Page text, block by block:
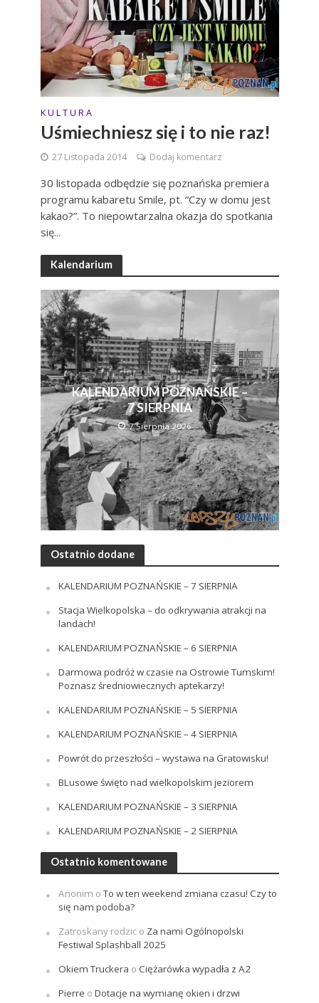
K U L T U R A
Uśmiechniesz się i to nie raz!
27 Listopada 2014 Dodaj komentarz
30 listopada odbędzie się poznańska premiera
programu kabaretu Smile, pt. “Czy w domu jest
kakao?”. To niepowtarzalna okazja do spotkania
się...
Kalendarium
KALENDARIUM POZNAŃSKIE –
7 SIERPNIA
7 Sierpnia 2026
Ostatnio dodane
KALENDARIUM POZNAŃSKIE – 7 SIERPNIA
Stacja Wielkopolska – do odkrywania atrakcji na
landach!
KALENDARIUM POZNAŃSKIE – 6 SIERPNIA
Darmowa podróż w czasie na Ostrowie Tumskim!
Poznasz średniowiecznych aptekarzy!
KALENDARIUM POZNAŃSKIE – 5 SIERPNIA
KALENDARIUM POZNAŃSKIE – 4 SIERPNIA
Powrót do przeszłości – wystawa na Gratowisku!
BLusowe święto nad wielkopolskim jeziorem
KALENDARIUM POZNAŃSKIE – 3 SIERPNIA
KALENDARIUM POZNAŃSKIE – 2 SIERPNIA
Ostatnio komentowane
Anonim oTo w ten weekend zmiana czasu! Czy to
się nam podoba?
Zatroskany rodzico Za nami Ogólnopolski
Festiwal Splashball 2025
Okiem Truckera o Ciężarówka wypadła z A2
Pierre o Dotacje na wymianę okien i drzwi